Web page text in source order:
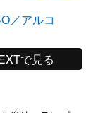
／アルコ
で見る